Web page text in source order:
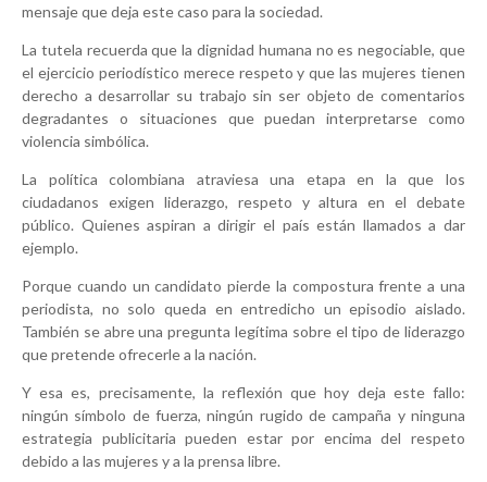
mensaje que deja este caso para la sociedad.
La tutela recuerda que la dignidad humana no es negociable, que
el ejercicio periodístico merece respeto y que las mujeres tienen
derecho a desarrollar su trabajo sin ser objeto de comentarios
degradantes o situaciones que puedan interpretarse como
violencia simbólica.
La política colombiana atraviesa una etapa en la que los
ciudadanos exigen liderazgo, respeto y altura en el debate
público. Quienes aspiran a dirigir el país están llamados a dar
ejemplo.
Porque cuando un candidato pierde la compostura frente a una
periodista, no solo queda en entredicho un episodio aislado.
También se abre una pregunta legítima sobre el tipo de liderazgo
que pretende ofrecerle a la nación.
Y esa es, precisamente, la reflexión que hoy deja este fallo:
ningún símbolo de fuerza, ningún rugido de campaña y ninguna
estrategia publicitaria pueden estar por encima del respeto
debido a las mujeres y a la prensa libre.